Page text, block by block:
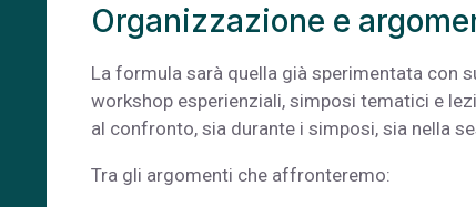
Organizzazione e
La formula sarà quella già sperimentata con
workshop esperienziali, simposi tematici e
al confronto, sia durante i simposi, sia nella
Tra gli argomenti che affronteremo: